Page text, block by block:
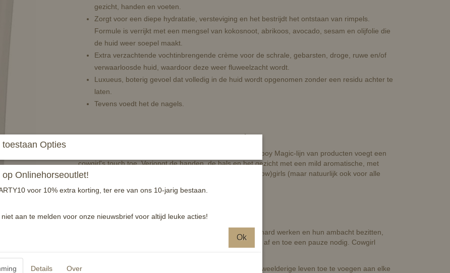
gezicht, handen en voeten.
Zorgt voor een diepe hydratatie, versteviging en het bestrijdt het ontstaan van rimpels.
Formule is verrijkt met een mengsel van kokosnoot, abrikoos, avocado, sesam en olijfolie die
de huid weer soepel maakt.
Extra verzachtende vochtinbrengende crème voor de schrale, gebarsten, droge, ruwe en/of
verwaarloosde huid, waardoor deze weer fluweelzacht wordt.
Luxueus, boterig gevoel dat volledig in de huid wordt opgenomen zonder een residu achter te
laten.
Tevens voedt het de nagels.
Cowboy Magic Rosewater Ultra Hydraterende Crème
Deze huidverjongende moisturizer die nieuw is in de Cowboy Magic-lijn van producten voegt een
cowgirl's touch toe. Verjongt de handen, de hals en het gezicht met een mild aromatische, met
zijde doordrenkte crème, speciaal ontworpen voor alle (Cow)girls (maar natuurlijk ook voor alle
Het is niet gemakkelijk om een Cowgirl te zijn...
De moderne Cowgirl wordt belichaamd door mensen die hard werken en hun ambacht bezitten,
(cow)girls met een ruige en tuimelende levensstijl hebben af en toe een pauze nodig. Cowgirl
Cowgirl Magic handcrème is hier om een vleugje van het weelderige leven toe te voegen aan elke
toestaan Opties
Onlinehorseoutlet!
voor 10% extra korting, ter ere van ons 10-jarig bestaan.
aan te melden voor onze nieuwsbrief voor altijd leuke acties!
Ok
Details Over